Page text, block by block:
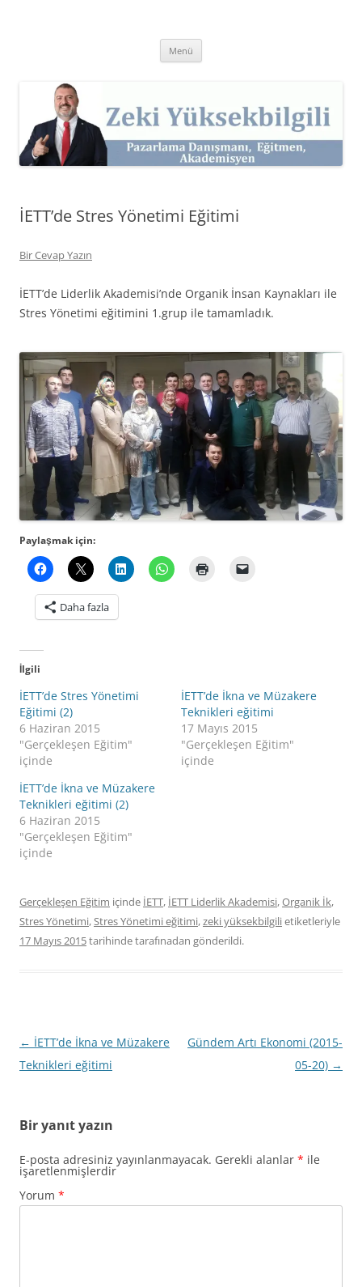
Kişisel Web Sitesi.
Menü
İETT’de Stres Yönetimi Eğitimi
Bir Cevap Yazın
İETT’de Liderlik Akademisi’nde Organik İnsan Kaynakları ile
Stres Yönetimi eğitimini 1.grup ile tamamladık.
Paylaşmak için:
Daha fazla
İlgili
İETT’de Stres Yönetimi
Eğitimi (2)
6 Haziran 2015
"Gerçekleşen Eğitim"
içinde
İETT’de İkna ve Müzakere
Teknikleri eğitimi
17 Mayıs 2015
"Gerçekleşen Eğitim"
içinde
İETT’de İkna ve Müzakere
Teknikleri eğitimi (2)
6 Haziran 2015
"Gerçekleşen Eğitim"
içinde
Gerçekleşen Eğitim içinde İETT, İETT Liderlik Akademisi,Organik İk,
Stres Yönetimi, Stres Yönetimi eğitimi,zeki yüksekbilgilietiketleriyle
17 Mayıs 2015tarihindetarafınadan gönderildi.
Yazı
dolaşımı
← İETT’de İkna ve Müzakere
Teknikleri eğitimi
Gündem Artı Ekonomi (2015-
05-20) →
Bir yanıt yazın
E-posta adresiniz yayınlanmayacak. Gerekli alanlar * ile
işaretlenmişlerdir
Yorum *